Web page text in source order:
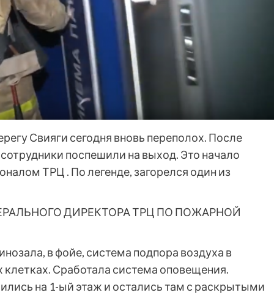
Свияги сегодня вновь переполох. После
поспешили на выход. Это начало
ТРЦ . По легенде, загорелся один из
ДИРЕКТОРА ТРЦ ПО ПОЖАРНОЙ
в фойе, система подпора воздуха в
Сработала система оповещения.
на 1-ый этаж и остались там с раскрытыми